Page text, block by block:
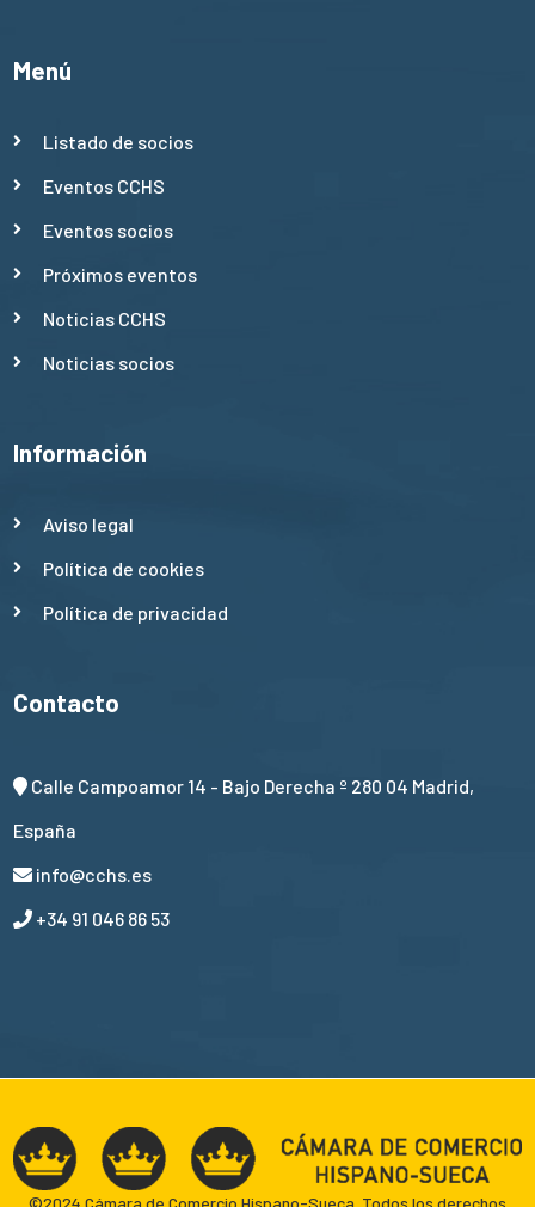
Menú
Listado de socios
Eventos CCHS
Eventos socios
Próximos eventos
Noticias CCHS
Noticias socios
Información
Aviso legal
Política de cookies
Política de privacidad
Contacto
Calle Campoamor 14 - Bajo Derecha º 280 04 Madrid,
España
info@cchs.es
+34 91 046 86 53
©2024 Cámara de Comercio Hispano-Sueca. Todos los derechos